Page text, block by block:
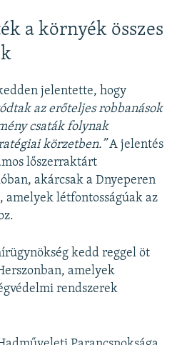
a környék összes
jelentette, hogy
az erőteljes robbanások
csaták folynak
körzetben.”A jelentés
lőszerraktárt
akárcsak a Dnyeperen
amelyek létfontosságúak az
kedd reggel öt
amelyek
rendszerek